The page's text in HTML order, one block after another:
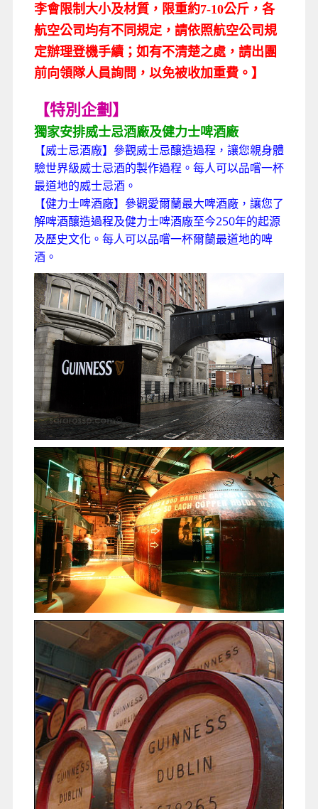
李會限制大小及材質，限重約7-10公斤，各
航空公司均有不同規定，請依照航空公司規
定辦理登機手續；如有不清楚之處，請出團
前向領隊人員詢問，以免被收加重費。】
【特別企劃】
獨家安排威士忌酒廠及健力士啤酒廠
【威士忌酒廠】參觀威士忌釀造過程，讓您親身體
驗世界級威士忌酒的製作過程。每人可以品嚐一杯
最道地的威士忌酒。
【健力士啤酒廠】參觀愛爾蘭最大啤酒廠，讓您了
解啤酒釀造過程及健力士啤酒廠至今250年的起源
及歷史文化。每人可以品嚐一杯爾蘭最道地的啤
酒。